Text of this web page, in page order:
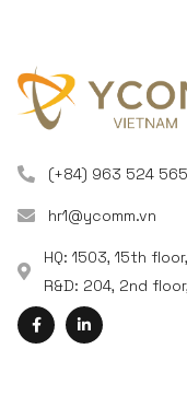
(+84) 963 524 565
hr1@ycomm.vn
HQ: 1503, 15th
R&D: 204, 2nd